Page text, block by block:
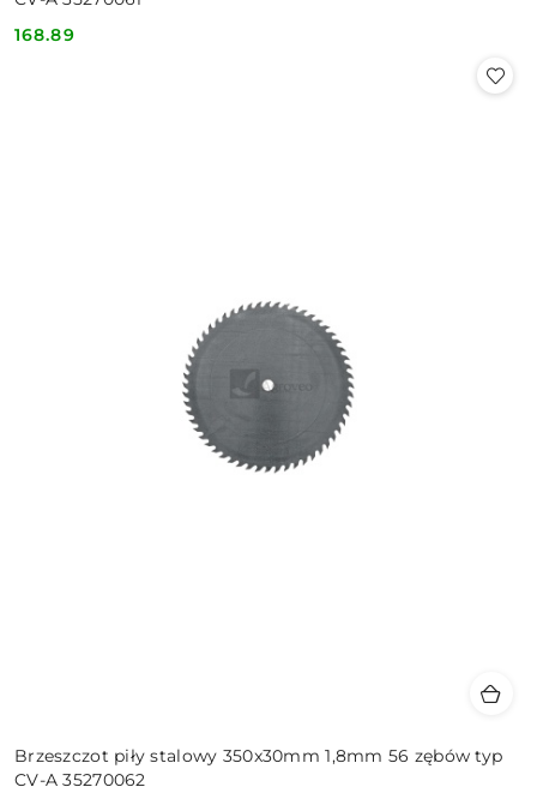
Cena:
168.89
Brzeszczot piły stalowy 350x30mm 1,8mm 56 zębów typ
CV-A 35270062